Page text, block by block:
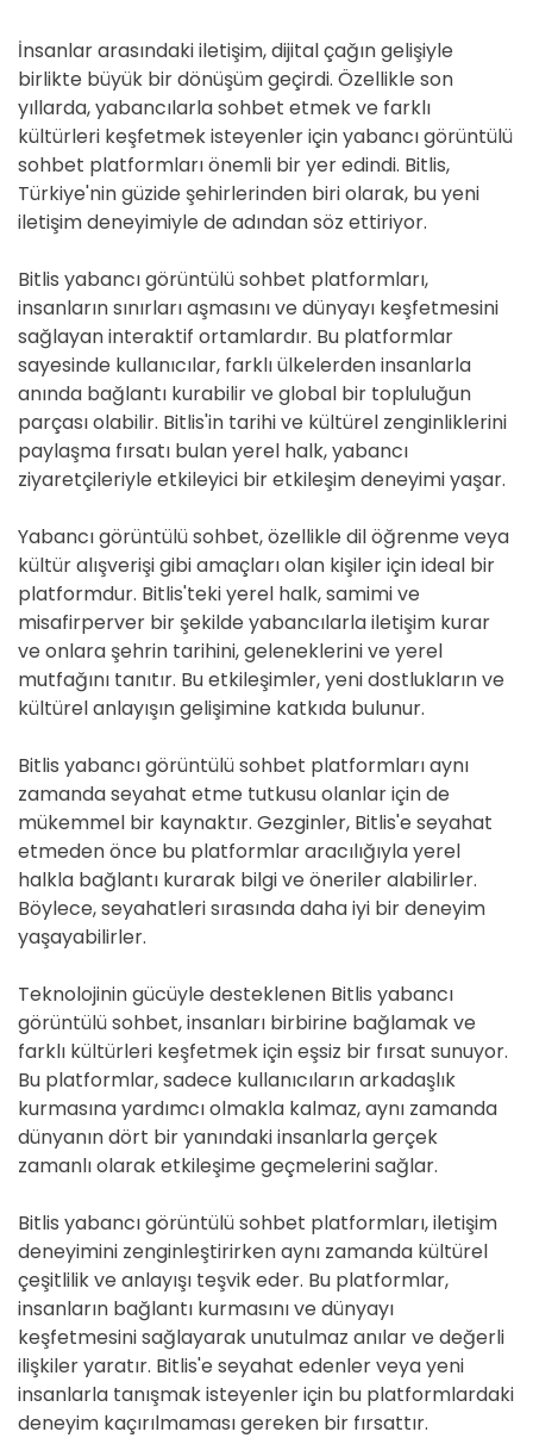
İnsanlar arasındaki iletişim, dijital çağın gelişiyle
birlikte büyük bir dönüşüm geçirdi. Özellikle son
yıllarda, yabancılarla sohbet etmek ve farklı
kültürleri keşfetmek isteyenler için yabancı görüntülü
sohbet platformları önemli bir yer edindi. Bitlis,
Türkiye'nin güzide şehirlerinden biri olarak, bu yeni
iletişim deneyimiyle de adından söz ettiriyor.
Bitlis yabancı görüntülü sohbet platformları,
insanların sınırları aşmasını ve dünyayı keşfetmesini
sağlayan interaktif ortamlardır. Bu platformlar
sayesinde kullanıcılar, farklı ülkelerden insanlarla
anında bağlantı kurabilir ve global bir topluluğun
parçası olabilir. Bitlis'in tarihi ve kültürel zenginliklerini
paylaşma fırsatı bulan yerel halk, yabancı
ziyaretçileriyle etkileyici bir etkileşim deneyimi yaşar.
Yabancı görüntülü sohbet, özellikle dil öğrenme veya
kültür alışverişi gibi amaçları olan kişiler için ideal bir
platformdur. Bitlis'teki yerel halk, samimi ve
misafirperver bir şekilde yabancılarla iletişim kurar
ve onlara şehrin tarihini, geleneklerini ve yerel
mutfağını tanıtır. Bu etkileşimler, yeni dostlukların ve
kültürel anlayışın gelişimine katkıda bulunur.
Bitlis yabancı görüntülü sohbet platformları aynı
zamanda seyahat etme tutkusu olanlar için de
mükemmel bir kaynaktır. Gezginler, Bitlis'e seyahat
etmeden önce bu platformlar aracılığıyla yerel
halkla bağlantı kurarak bilgi ve öneriler alabilirler.
Böylece, seyahatleri sırasında daha iyi bir deneyim
yaşayabilirler.
Teknolojinin gücüyle desteklenen Bitlis yabancı
görüntülü sohbet, insanları birbirine bağlamak ve
farklı kültürleri keşfetmek için eşsiz bir fırsat sunuyor.
Bu platformlar, sadece kullanıcıların arkadaşlık
kurmasına yardımcı olmakla kalmaz, aynı zamanda
dünyanın dört bir yanındaki insanlarla gerçek
zamanlı olarak etkileşime geçmelerini sağlar.
Bitlis yabancı görüntülü sohbet platformları, iletişim
deneyimini zenginleştirirken aynı zamanda kültürel
çeşitlilik ve anlayışı teşvik eder. Bu platformlar,
insanların bağlantı kurmasını ve dünyayı
keşfetmesini sağlayarak unutulmaz anılar ve değerli
ilişkiler yaratır. Bitlis'e seyahat edenler veya yeni
insanlarla tanışmak isteyenler için bu platformlardaki
deneyim kaçırılmaması gereken bir fırsattır.